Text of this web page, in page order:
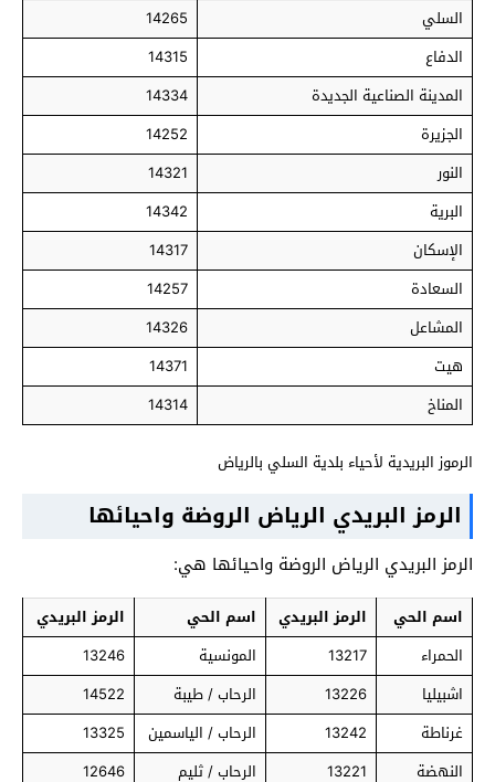
السلي
14265
الدفاع
14315
المدينة الصناعية الجديدة
14334
الجزيرة
14252
النور
14321
البرية
14342
الإسكان
14317
السعادة
14257
المشاعل
14326
هيت
14371
المناخ
14314
الرموز البريدية لأحياء بلدية السلي بالرياض
الرمز البريدي الرياض الروضة واحيائها
الرمز البريدي الرياض الروضة واحيائها هي:
اسم الحي الرمز البريدي اسم الحي
الرمز البريدي
الحمراء
13217 المونسية
13246
اشبيليا
13226 الرحاب / طيبة
14522
غرناطة
13242 الرحاب / الياسمين
13325
النهضة
13221 الرحاب / ثليم 12646